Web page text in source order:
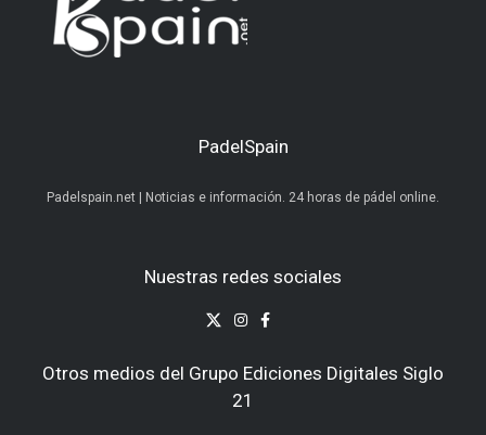
PadelSpain
Padelspain.net | Noticias e información. 24 horas de pádel online.
Nuestras redes sociales
Otros medios del Grupo Ediciones Digitales Siglo
21